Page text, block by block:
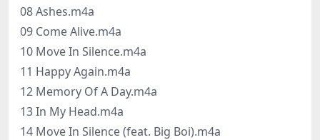
08 Ashes.m4a
09 Come Alive.m4a
10 Move In Silence.m4a
11 Happy Again.m4a
12 Memory Of A Day.m4a
13 In My Head.m4a
14 Move In Silence (feat. Big Boi).m4a